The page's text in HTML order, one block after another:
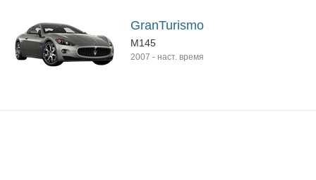
GranTurismo
M145
2007 - наст. время